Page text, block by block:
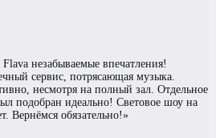
незабываемые впечатления!
сервис, потрясающая музыка.
несмотря на полный зал. Отдельное
подобран идеально! Световое шоу на
Вернёмся обязательно!»